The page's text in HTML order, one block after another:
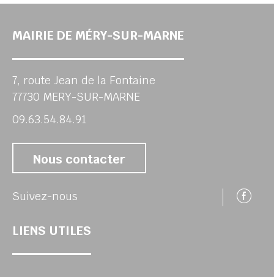
MAIRIE DE MÉRY-SUR-MARNE
7, route Jean de la Fontaine
77730 MERY-SUR-MARNE
09.63.54.84.91
Nous contacter
Suivez-nous
LIENS UTILES